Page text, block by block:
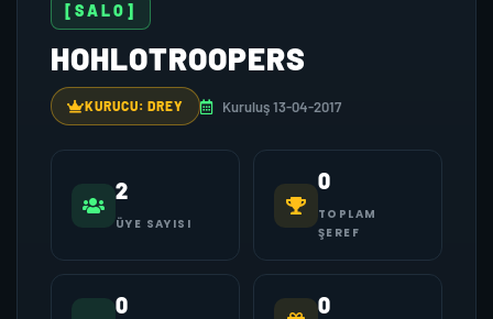
[SALO]
HOHLOTROOPERS
KURUCU: DREY Kuruluş 13-04-2017
2
ÜYE SAYISI
0
TOPLAM
ŞEREF
0 0